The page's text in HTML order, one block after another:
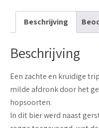
Beschrijving
Beschrijving
Een zachte en kruidige
milde afdronk door het
hopsoorten.
In dit bier werd naast